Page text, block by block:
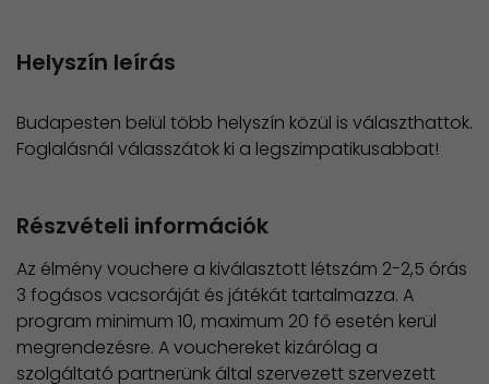
Helyszín leírás
Budapesten belül több helyszín közül is választhattok.
Foglalásnál válasszátok ki a legszimpatikusabbat!
Részvételi információk
Az élmény vouchere a kiválasztott létszám 2-2,5 órás
3 fogásos vacsoráját és játékát tartalmazza. A
program minimum 10, maximum 20 fő esetén kerül
megrendezésre. A vouchereket kizárólag a
szolgáltató partnerünk által szervezett szervezett